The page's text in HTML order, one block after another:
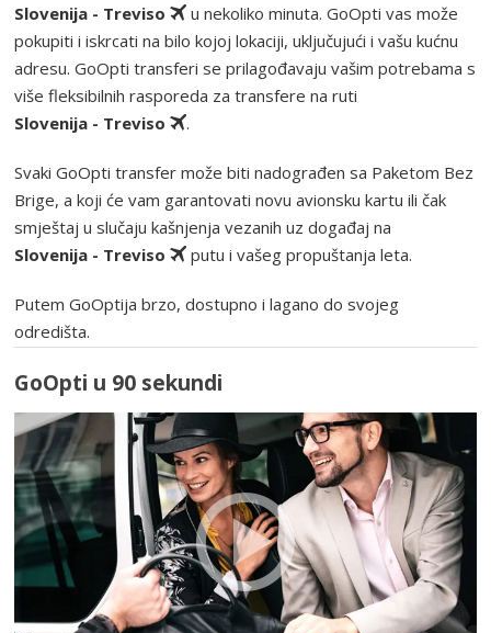
Slovenija - Treviso
u nekoliko minuta. GoOpti vas može
pokupiti i iskrcati na bilo kojoj lokaciji, uključujući i vašu kućnu
adresu. GoOpti transferi se prilagođavaju vašim potrebama s
više fleksibilnih rasporeda za transfere na ruti
Slovenija - Treviso
.
Svaki GoOpti transfer može biti nadograđen sa Paketom Bez
Brige, a koji će vam garantovati novu avionsku kartu ili čak
smještaj u slučaju kašnjenja vezanih uz događaj na
Slovenija - Treviso
putu i vašeg propuštanja leta.
Putem GoOptija brzo, dostupno i lagano do svojeg
odredišta.
GoOpti u 90 sekundi